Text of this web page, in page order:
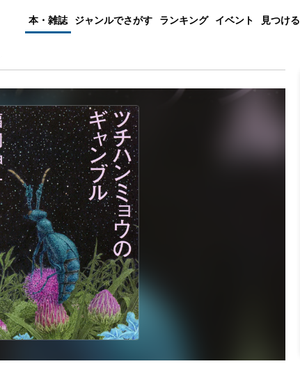
本・雑誌 ジャンルでさがす ランキング イベント 見つける